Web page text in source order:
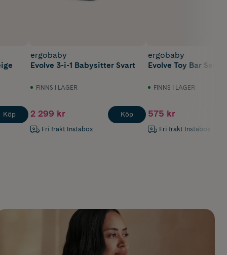
Köp
ergobaby
Evolve 3-i-1 Babysitter Svart
FINNS I LAGER
2 299 kr
Fri frakt Instabox
Köp
ergobaby
Evolve Toy Bar
FINNS I LAGER
575 kr
Fri frakt Instabox